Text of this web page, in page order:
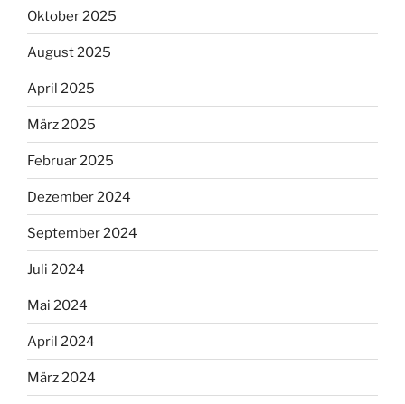
Oktober 2025
August 2025
April 2025
März 2025
Februar 2025
Dezember 2024
September 2024
Juli 2024
Mai 2024
April 2024
März 2024